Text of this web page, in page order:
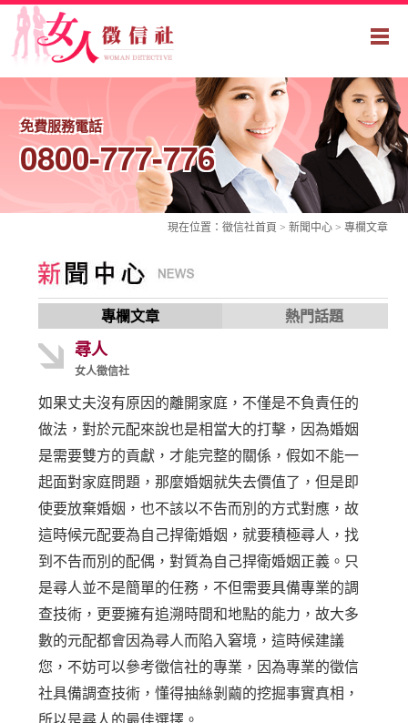
免費服務電話
0800-777-776
現在位置： 徵信社首頁 > 新聞中心 > 專欄文章
專欄文章 熱門話題
尋人
女人徵信社
如果丈夫沒有原因的離開家庭，不僅是不負責任的
做法，對於元配來說也是相當大的打擊，因為婚姻
是需要雙方的貢獻，才能完整的關係，假如不能一
起面對家庭問題，那麼婚姻就失去價值了，但是即
使要放棄婚姻，也不該以不告而別的方式對應，故
這時候元配要為自己捍衛婚姻，就要積極尋人，找
到不告而別的配偶，對質為自己捍衛婚姻正義。只
是尋人並不是簡單的任務，不但需要具備專業的調
查技術，更要擁有追溯時間和地點的能力，故大多
數的元配都會因為尋人而陷入窘境，這時候建議
您，不妨可以參考徵信社的專業，因為專業的徵信
社具備調查技術，懂得抽絲剝繭的挖掘事實真相，